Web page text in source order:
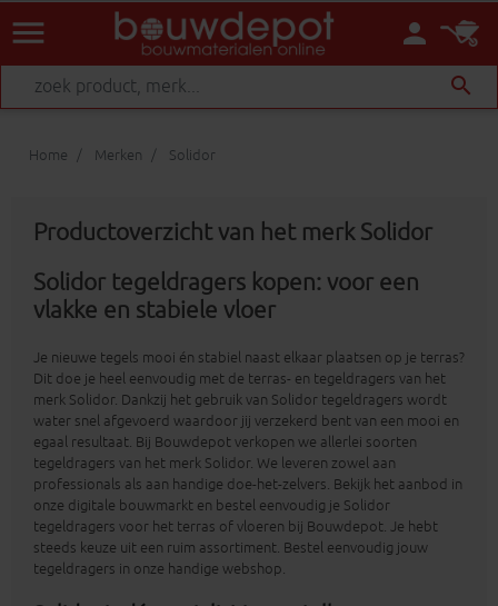
person
menu
search
Home Merken Solidor
Productoverzicht van het merk Solidor
Solidor tegeldragers kopen: voor een
vlakke en stabiele vloer
Je nieuwe tegels mooi én stabiel naast elkaar plaatsen op je terras?
Dit doe je heel eenvoudig met de terras- en tegeldragers van het
merk Solidor. Dankzij het gebruik van Solidor tegeldragers wordt
water snel afgevoerd waardoor jij verzekerd bent van een mooi en
egaal resultaat. Bij Bouwdepot verkopen we allerlei soorten
tegeldragers van het merk Solidor. We leveren zowel aan
professionals als aan handige doe-het-zelvers. Bekijk het aanbod in
onze digitale bouwmarkt en bestel eenvoudig je Solidor
tegeldragers voor het terras of vloeren bij Bouwdepot. Je hebt
steeds keuze uit een ruim assortiment. Bestel eenvoudig jouw
tegeldragers in onze handige webshop.